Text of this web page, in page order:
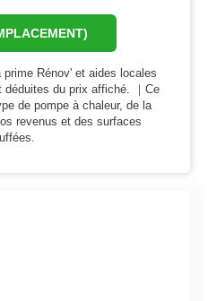
Rénov' et aides locales
déduites du prix affiché. ｜Ce
de pompe à chaleur, de la
revenus et des surfaces